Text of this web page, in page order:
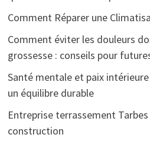
Comment Réparer une
Comment éviter les douleurs
grossesse : conseils pour
Santé mentale et paix
un équilibre durable
Entreprise terrassement
construction